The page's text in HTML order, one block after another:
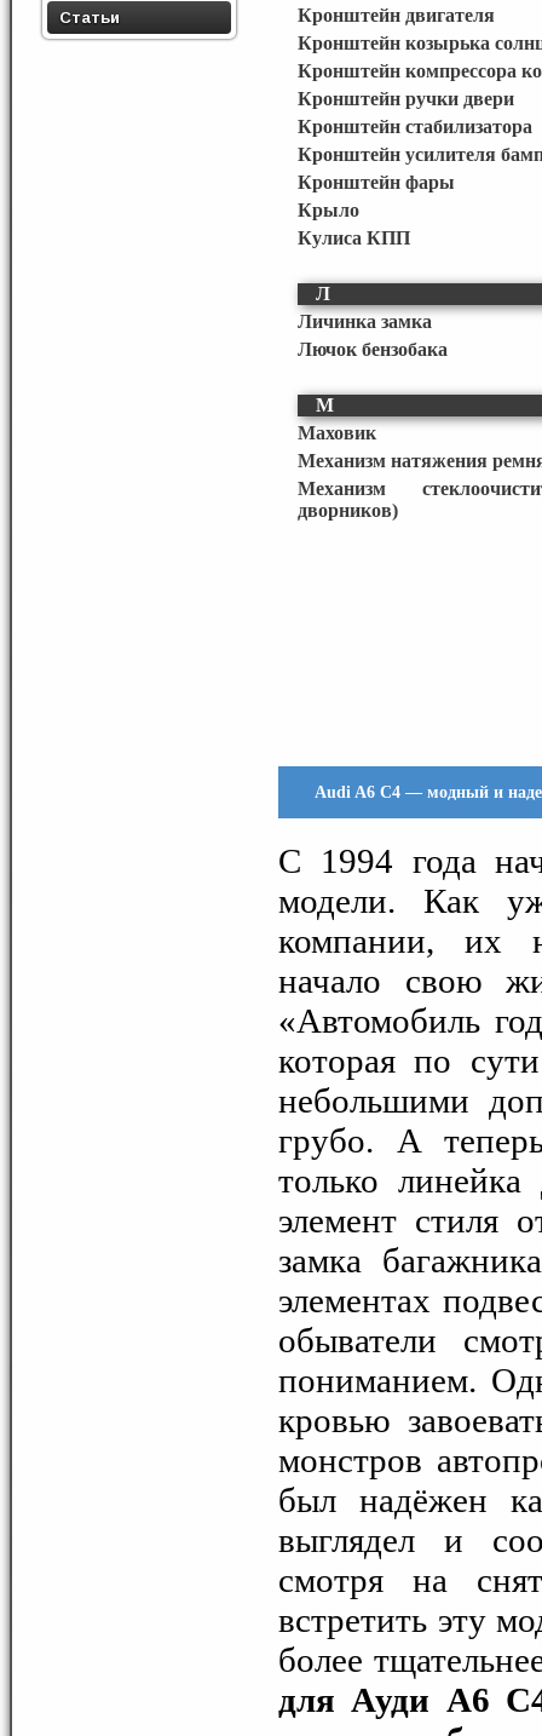
Статьи
Кронштейн двигателя
Кронштейн козырька
Кронштейн компрессора
Кронштейн ручки двери
Кронштейн стабилизатора
Кронштейн усилителя
Кронштейн фары
Крыло
Кулиса КПП
Л
Личинка замка
Лючок бензобака
М
Маховик
Механизм натяжения
Механизм
дворников)
Audi A6 C4 — модный и
C 1994 года
модели. Как
компании, их
начало свою
«Автомобиль
которая по
небольшими
грубо. А
только
элемент стиля
замка
элементах
обыватели
пониманием.
кровью
монстров
был надёжен
выглядел и
смотря на
встретить эту
более
для Ауди А6